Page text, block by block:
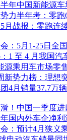
半年中国新能源
力半年考：零
月战报：零跑连
：5月1-25日全
1 至 4 月我国汽
源乘用车市场零
新势力榜：理想
团4月销量37.7万
！中国一季度
年国内外车企净
：预计4月狭义